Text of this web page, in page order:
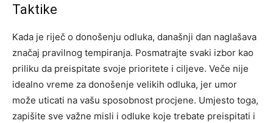
Taktike
Kada je riječ o donošenju odluka, današnji dan naglašava
značaj pravilnog tempiranja. Posmatrajte svaki izbor kao
priliku da preispitate svoje prioritete i ciljeve. Veče nije
idealno vreme za donošenje velikih odluka, jer umor
može uticati na vašu sposobnost procjene. Umjesto toga,
zapišite sve važne misli i odluke koje trebate preispitati i